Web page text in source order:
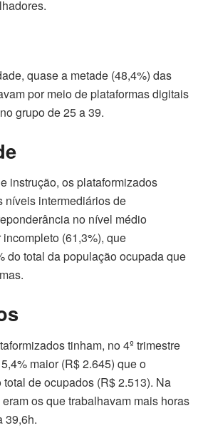
quase a metade (48,4%) das
por meio de plataformas digitais
grupo de 25 a 39.
instrução, os plataformizados
níveis intermediários de
no nível médio
(61,3%), que
do total da população ocupada que
tinham, no 4º trimestre
maior (R$ 2.645) que o
de ocupados (R$ 2.513). Na
os que trabalhavam mais horas
39,6h.